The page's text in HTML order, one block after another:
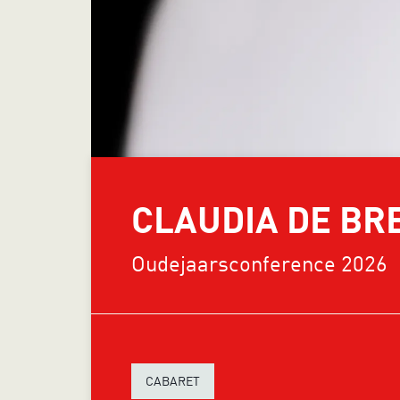
CLAUDIA DE
Oudejaarsconference 2026
CABARET